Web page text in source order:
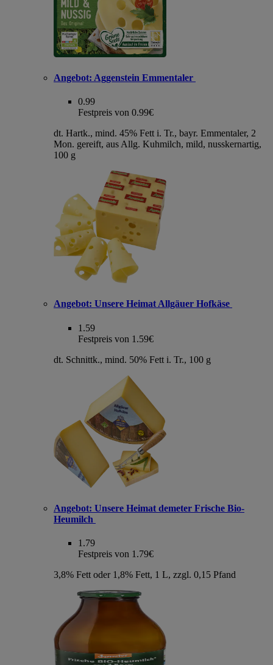
Angebot: Aggenstein Emmentaler
0.99
Festpreis von 0.99€
dt. Hartk., mind. 45% Fett i. Tr., bayr. Emmentaler, 2
Mon. gereift, aus Allg. Kuhmilch, mild, nusskernartig,
100 g
Angebot: Unsere Heimat Allgäuer Hofkäse
1.59
Festpreis von 1.59€
dt. Schnittk., mind. 50% Fett i. Tr., 100 g
Angebot: Unsere Heimat demeter Frische Bio-
Heumilch
1.79
Festpreis von 1.79€
3,8% Fett oder 1,8% Fett, 1 L, zzgl. 0,15 Pfand